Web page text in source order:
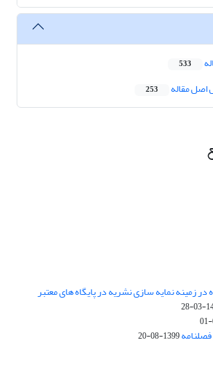
533
اصل مقاله 253
در زمینه نمایه سازی نشریه در پایگاه های معتبر
1399-08-20